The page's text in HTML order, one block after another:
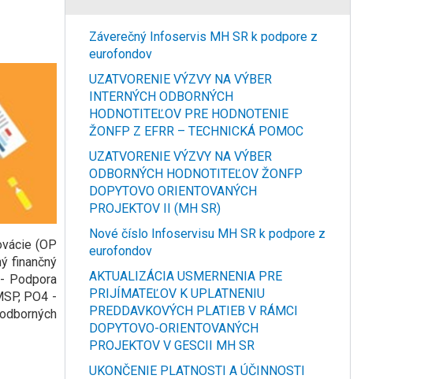
(OP
finančný
Podpora
PO4 -
Záverečný Infoservis MH SR k podpore z
eurofondov
UZATVORENIE VÝZVY NA VÝBER
INTERNÝCH ODBORNÝCH
HODNOTITEĽOV PRE HODNOTENIE
ŽONFP Z EFRR – TECHNICKÁ POMOC
UZATVORENIE VÝZVY NA VÝBER
ODBORNÝCH HODNOTITEĽOV ŽONFP
DOPYTOVO ORIENTOVANÝCH
PROJEKTOV II (MH SR)
Nové číslo Infoservisu MH SR k podpore z
eurofondov
AKTUALIZÁCIA USMERNENIA PRE
PRIJÍMATEĽOV K UPLATNENIU
PREDDAVKOVÝCH PLATIEB V RÁMCI
DOPYTOVO-ORIENTOVANÝCH
PROJEKTOV V GESCII MH SR
UKONČENIE PLATNOSTI A ÚČINNOSTI